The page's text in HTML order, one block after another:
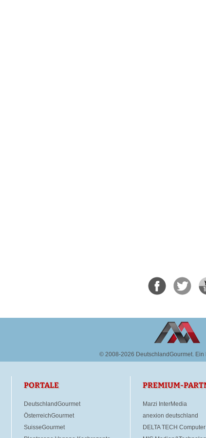
© 2008-2026 DeutschlandGourmet. Ein
PORTALE
DeutschlandGourmet
ÖsterreichGourmet
SuisseGourmet
PREMIUM-
Marzi InterMedia
anexion deutschland
DELTA TECH